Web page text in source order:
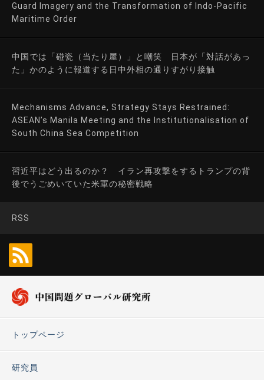
Guard Imagery and the Transformation of Indo-Pacific
Maritime Order
中国では「碰瓷（当たり屋）」と嘲笑 日本が「対話があっ
た」かのように報道する日中外相の通りすがり接触
Mechanisms Advance, Strategy Stays Restrained:
ASEAN’s Manila Meeting and the Institutionalisation of
South China Sea Competition
習近平はどう出るのか？ イラン再攻撃をするトランプの背
後でうごめいていた米軍の秘密戦略
RSS
トップページ
研究員